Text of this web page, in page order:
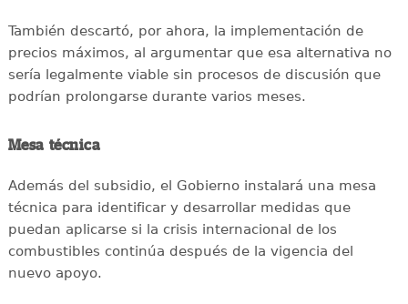
También descartó, por ahora, la implementación de
precios máximos, al argumentar que esa alternativa no
sería legalmente viable sin procesos de discusión que
podrían prolongarse durante varios meses.
Mesa técnica
Además del subsidio, el Gobierno instalará una mesa
técnica para identificar y desarrollar medidas que
puedan aplicarse si la crisis internacional de los
combustibles continúa después de la vigencia del
nuevo apoyo.